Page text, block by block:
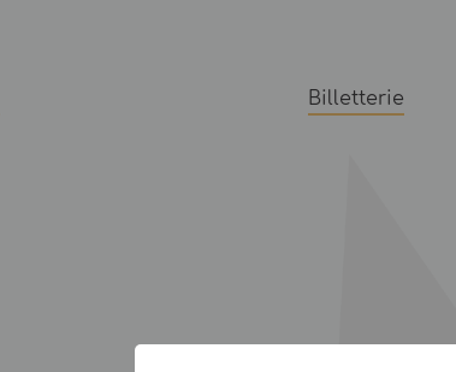
Billetterie